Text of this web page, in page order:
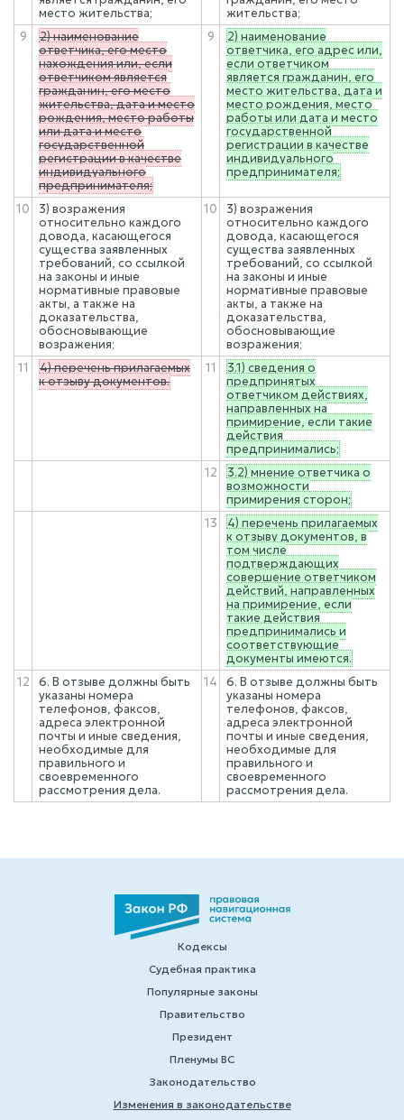
место жительства;
жительства;
9
2) наименование
ответчика, его место
нахождения или, если
ответчиком является
гражданин, его место
жительства, дата и место
рождения, место работы
или дата и место
государственной
регистрации в качестве
индивидуального
предпринимателя;
9
2) наименование
ответчика, его адрес или,
если ответчиком
является гражданин, его
место жительства, дата и
место рождения, место
работы или дата и место
государственной
регистрации в качестве
индивидуального
предпринимателя;
10
3) возражения
относительно каждого
довода, касающегося
существа заявленных
требований, со ссылкой
на законы и иные
нормативные правовые
акты, а также на
доказательства,
обосновывающие
возражения;
10
3) возражения
относительно каждого
довода, касающегося
существа заявленных
требований, со ссылкой
на законы и иные
нормативные правовые
акты, а также на
доказательства,
обосновывающие
возражения;
11
4) перечень прилагаемых
к отзыву документов.
11
3.1) сведения о
предпринятых
ответчиком действиях,
направленных на
примирение, если такие
действия
предпринимались;
12
3.2) мнение ответчика о
возможности
примирения сторон;
13
4) перечень прилагаемых
к отзыву документов, в
том числе
подтверждающих
совершение ответчиком
действий, направленных
на примирение, если
такие действия
предпринимались и
соответствующие
документы имеются.
12
6. В отзыве должны быть
указаны номера
телефонов, факсов,
адреса электронной
почты и иные сведения,
необходимые для
правильного и
своевременного
рассмотрения дела.
14
6. В отзыве должны быть
указаны номера
телефонов, факсов,
адреса электронной
почты и иные сведения,
необходимые для
правильного и
своевременного
рассмотрения дела.
Кодексы
Судебная практика
Популярные законы
Правительство
Президент
Пленумы ВС
Законодательство
Изменения в законодательстве